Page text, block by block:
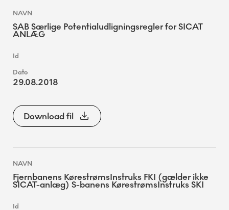
SAB Særlige Potentialudligningsregler for SICAT
ANLÆG
29.08.2018
Download fil
Fjernbanens KørestrømsInstruks FKI (gælder ikke
SICAT-anlæg) S-banens KørestrømsInstruks SKI